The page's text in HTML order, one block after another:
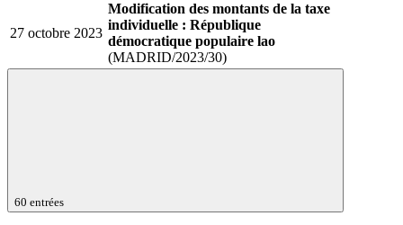
27 octobre 2023
Modification des montants de la taxe
individuelle : République
démocratique populaire lao
(MADRID/2023/30)
60 entrées